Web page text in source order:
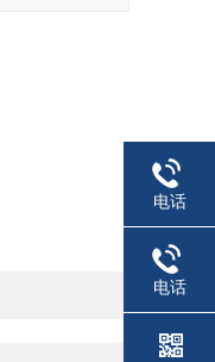
电话
电话